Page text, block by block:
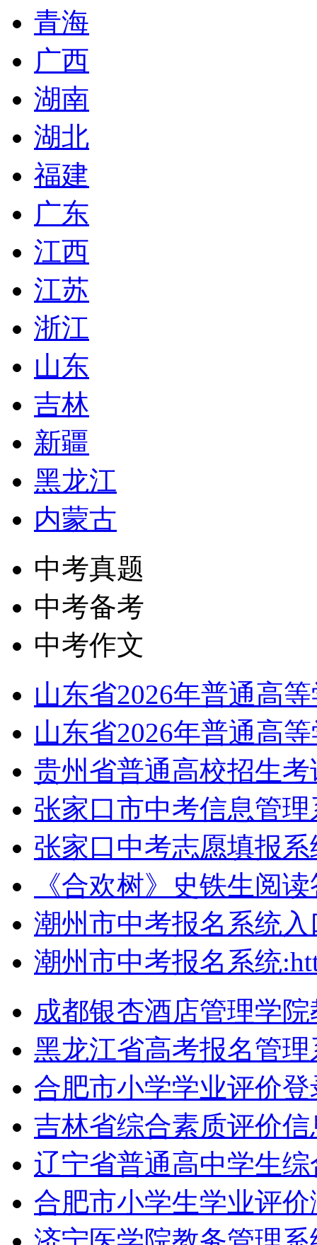
青海
广西
湖南
湖北
福建
广东
江西
江苏
浙江
山东
吉林
新疆
黑龙江
内蒙古
中考真题
中考备考
中考作文
山东省2026年普通高
山东省2026年普通高
贵州省普通高校招生
张家口市中考信息管
张家口中考志愿填报
《合欢树》史铁生阅
潮州市中考报名系统入
潮州市中考报名系统
成都银杏酒店管理学
黑龙江省高考报名管
合肥市小学学业评价
吉林省综合素质评价
辽宁省普通高中学生
合肥市小学生学业评